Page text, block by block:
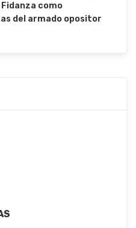
Fidanza como
del armado opositor